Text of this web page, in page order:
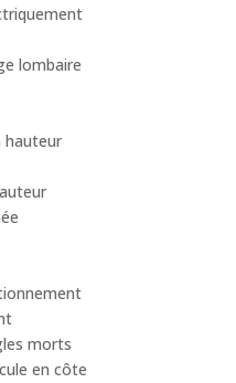
lombaire
hauteur
morts
en côte